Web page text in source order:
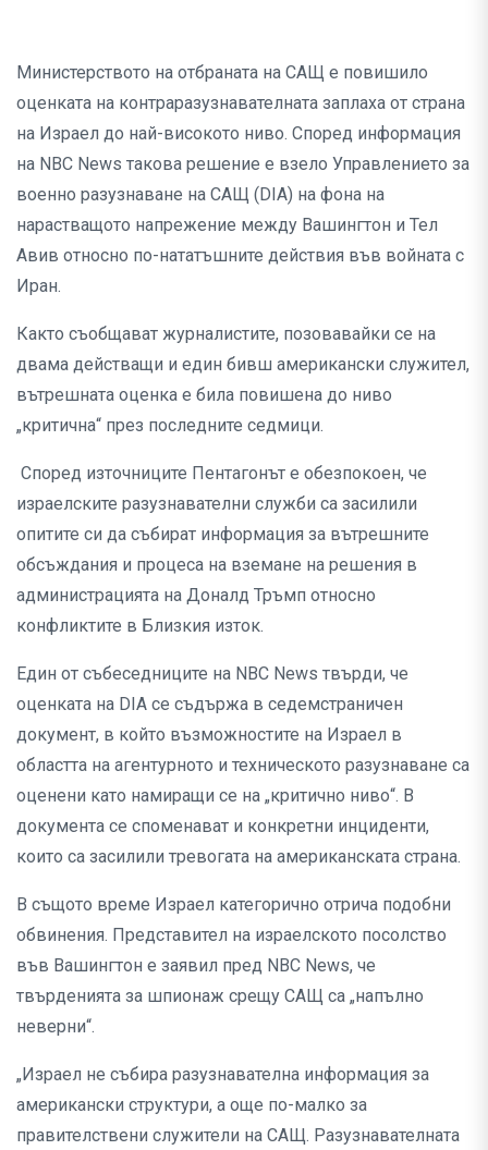
Министерството на отбраната на САЩ е повишило
оценката на контраразузнавателната заплаха от страна
на Израел до най-високото ниво. Според информация
на NBC News такова решение е взело Управлението за
военно разузнаване на САЩ (DIA) на фона на
нарастващото напрежение между Вашингтон и Тел
Авив относно по-нататъшните действия във войната с
Иран.
Както съобщават журналистите, позовавайки се на
двама действащи и един бивш американски служител,
вътрешната оценка е била повишена до ниво
„критична“ през последните седмици.
Според източниците Пентагонът е обезпокоен, че
израелските разузнавателни служби са засилили
опитите си да събират информация за вътрешните
обсъждания и процеса на вземане на решения в
администрацията на Доналд Тръмп относно
конфликтите в Близкия изток.
Един от събеседниците на NBC News твърди, че
оценката на DIA се съдържа в седемстраничен
документ, в който възможностите на Израел в
областта на агентурното и техническото разузнаване са
оценени като намиращи се на „критично ниво“. В
документа се споменават и конкретни инциденти,
които са засилили тревогата на американската страна.
В същото време Израел категорично отрича подобни
обвинения. Представител на израелското посолство
във Вашингтон е заявил пред NBC News, че
твърденията за шпионаж срещу САЩ са „напълно
неверни“.
„Израел не събира разузнавателна информация за
американски структури, а още по-малко за
правителствени служители на САЩ. Разузнавателната